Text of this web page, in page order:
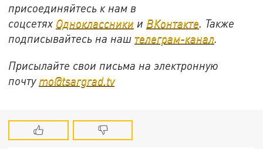
присоединяйтесь к нам в
соцсетях Одноклассники и ВКонтакте. Также
подписывайтесь на наш телеграм-канал.
Присылайте свои письма на электронную
почту mo@tsargrad.tv